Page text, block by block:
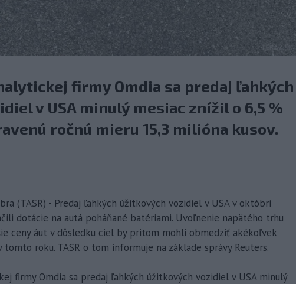
firmy Omdia sa predaj ľahkých
v USA minulý mesiac znížil o 6,5 %
ročnú mieru 15,3 milióna kusov.
(TASR) - Predaj ľahkých úžitkových vozidiel v USA v októbri
dotácie na autá poháňané batériami. Uvoľnenie napätého trhu
ceny áut v dôsledku ciel by pritom mohli obmedziť akékoľvek
tomto roku. TASR o tom informuje na základe správy Reuters.
firmy Omdia sa predaj ľahkých úžitkových vozidiel v USA minulý